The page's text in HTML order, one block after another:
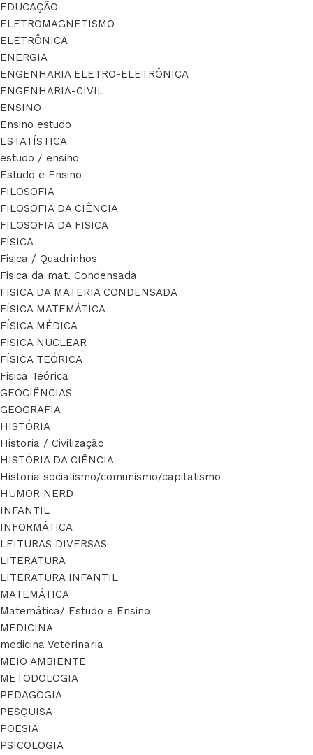
EDUCAÇÃO
ELETROMAGNETISMO
ELETRÔNICA
ENERGIA
ENGENHARIA ELETRO-ELETRÔNICA
ENGENHARIA-CIVIL
ENSINO
Ensino estudo
ESTATÍSTICA
estudo / ensino
Estudo e Ensino
FILOSOFIA
FILOSOFIA DA CIÊNCIA
FILOSOFIA DA FISICA
FÍSICA
Fisica / Quadrinhos
Fisica da mat. Condensada
FISICA DA MATERIA CONDENSADA
FÍSICA MATEMÁTICA
FÍSICA MÉDICA
FISICA NUCLEAR
FÍSICA TEÓRICA
Fisica Teórica
GEOCIÊNCIAS
GEOGRAFIA
HISTÓRIA
Historia / Civilização
HISTÓRIA DA CIÊNCIA
Historia socialismo/comunismo/capitalismo
HUMOR NERD
INFANTIL
INFORMÁTICA
LEITURAS DIVERSAS
LITERATURA
LITERATURA INFANTIL
MATEMÁTICA
Matemática/ Estudo e Ensino
MEDICINA
medicina Veterinaria
MEIO AMBIENTE
METODOLOGIA
PEDAGOGIA
PESQUISA
POESIA
PSICOLOGIA